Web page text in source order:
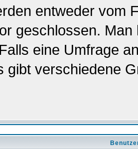
entweder vom
geschlossen.
eine Umfrage
gibt verschiedene